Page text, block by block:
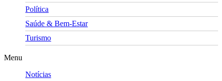
Política
Saúde & Bem-Estar
Turismo
Menu
Notícias